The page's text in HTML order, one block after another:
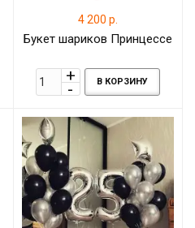
4 200 р.
Букет шариков Принцессе
В КОРЗИНУ